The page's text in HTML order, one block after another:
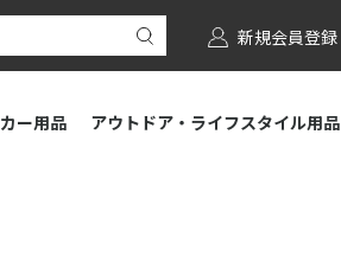
新規会員登録
カー用品 アウトドア・ライフスタイル用品